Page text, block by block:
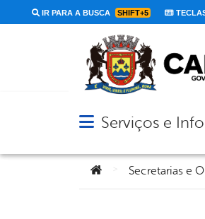
IR PARA A BUSCA SHIFT+5
Abrir menu principal
Serviços e
Você está aqui:
Secretarias e